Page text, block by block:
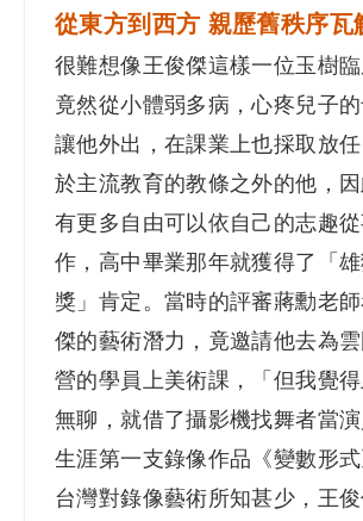
從東方到西方 親歷舊秩序瓦
很難想像王俊傑這樣一位玉樹臨
竟然從小體弱多病，心疼兒子
讓他外出，在課業上也採取放
於主流教育的教條之外的他，
有更多自由可以依自己的志趣從
作，高中畢業那年就獲得了「
獎」肯定。當時的評審蔣勳老
傑的藝術潛力，竟邀請他去為
營的學員上美術課，「但我覺
無聊，就借了攝影機找舞者當
生涯第一支錄像作品《變數形
台灣對錄像藝術所知甚少，王